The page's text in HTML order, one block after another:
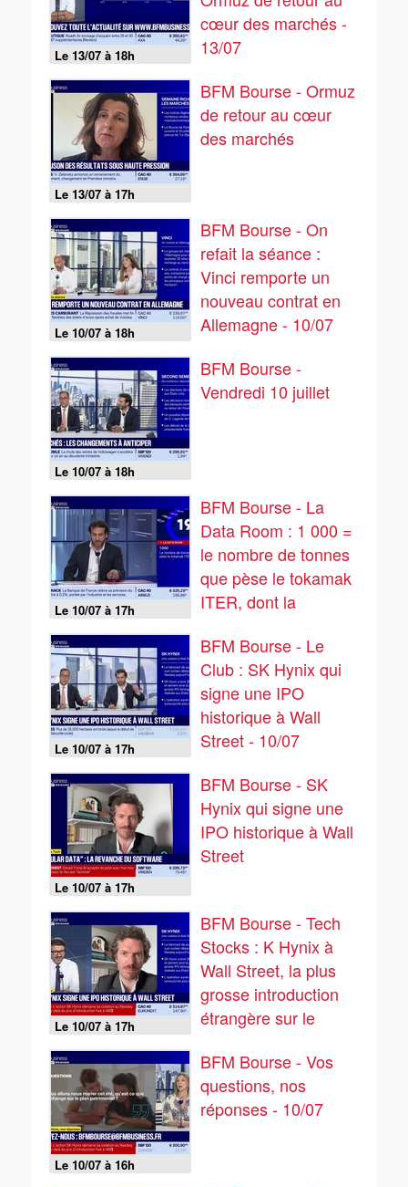
Le 13/07 à 18h
cœur des marchés -
13/07
Le 13/07 à 17h
BFM Bourse - Ormuz
de retour au cœur
des marchés
Le 10/07 à 18h
BFM Bourse - On
refait la séance :
Vinci remporte un
nouveau contrat en
Allemagne - 10/07
Le 10/07 à 18h
BFM Bourse -
Vendredi 10 juillet
Le 10/07 à 17h
BFM Bourse - La
Data Room : 1 000 =
le nombre de tonnes
que pèse le tokamak
ITER, dont la
aimant géant a été
posée cette semaine
- 10/07
Le 10/07 à 17h
BFM Bourse - Le
Club : SK Hynix qui
signe une IPO
historique à Wall
Street - 10/07
Le 10/07 à 17h
BFM Bourse - SK
Hynix qui signe une
IPO historique à Wall
Street
Le 10/07 à 17h
BFM Bourse - Tech
Stocks : K Hynix à
Wall Street, la plus
grosse introduction
étrangère sur le
Le 10/07 à 16h
BFM Bourse - Vos
questions, nos
réponses - 10/07